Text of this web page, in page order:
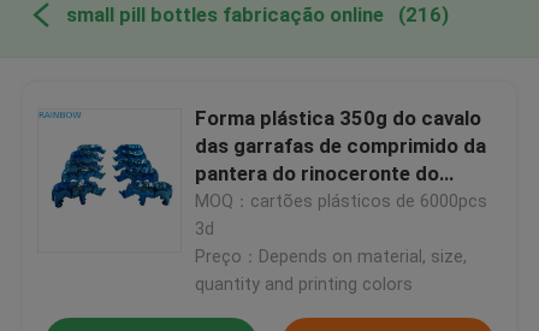
small pill bottles fabricação online (216)
Forma plástica 350g do cavalo
das garrafas de comprimido da
pantera do rinoceronte do
comprimido do sexo de CMRK
MOQ：cartões plásticos de 6000pcs
3d
Preço：Depends on material, size,
quantity and printing colors